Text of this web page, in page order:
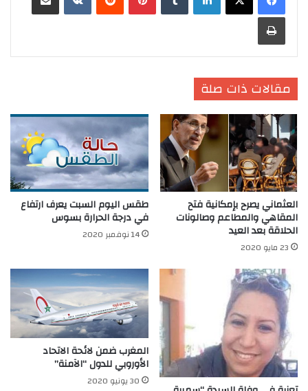
طباعة
مقالات ذات صلة
العثماني يصرح بإمكانية فتح
المقاهي والمطاعم وصالونات
الحلاقة بعد العيد
23 مايو 2020
طقس اليوم السبت يعرف ارتفاع
في درجة الحرارة بسوس
14 نوفمبر 2020
المغرب ضمن لائحة الاتحاد
الأوروبي للدول “الآمنة”
30 يونيو 2020